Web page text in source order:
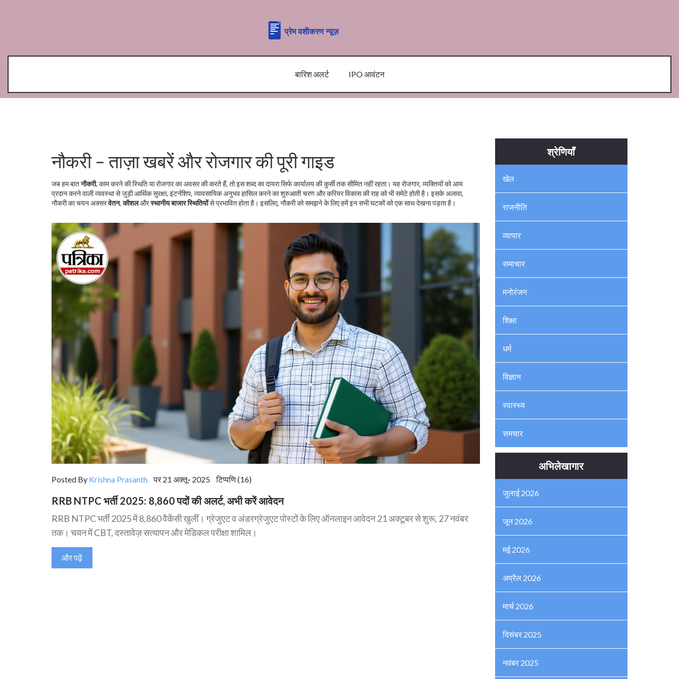
बारिश अलर्ट IPO आवंटन
नौकरी – ताज़ा खबरें और रोजगार की पूरी गाइड
जब हम बातनौकरी, काम करने की स्थिति या रोजगार का अवसरकी करते हैं, तो इस शब्द का दायरा सिर्फ कार्यालय की कुर्सी तक सीमित नहीं रहता। यहरोजगार, व्यक्तियों को आय
प्रदान करने वाली व्यवस्थासे जुड़ी आर्थिक सुरक्षा, इंटर्नशिप, व्यावसायिक अनुभव हासिल करने का शुरुआती चरणऔर करियर विकास की राह को भी समेटे होती है। इसके अलावा,
नौकरी का चयन अक्सरवेतन,कौशलऔरस्थानीय बाजार स्थितियोंसे प्रभावित होता है। इसलिए, नौकरी को समझने के लिए हमें इन सभी घटकों को एक साथ देखना पड़ता है।
Posted By Krishna Prasanth पर 21 अक्तू॰ 2025 टिप्पणि (16)
RRB NTPC भर्ती 2025: 8,860 पदों की अलर्ट, अभी करें आवेदन
RRB NTPC भर्ती 2025 में 8,860 वैकेंसी खुलीं। ग्रेजुएट व अंडरग्रेजुएट पोस्टों के लिए ऑनलाइन आवेदन 21 अक्टूबर से शुरू, 27 नवंबर
तक। चयन में CBT, दस्तावेज़ सत्यापन और मेडिकल परीक्षा शामिल।
और पढ़ें
श्रेणियाँ
खेल
राजनीति
व्यापार
समाचार
मनोरंजन
शिक्षा
धर्म
विज्ञान
स्वास्थ्य
समचार
अभिलेखागार
जुलाई 2026
जून 2026
मई 2026
अप्रैल 2026
मार्च 2026
दिसंबर 2025
नवंबर 2025